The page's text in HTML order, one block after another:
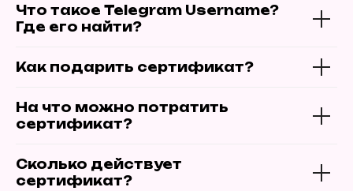
Что такое Telegram Username?
Где его найти?
Как подарить сертификат?
На что можно потратить
сертификат?
Сколько действует
сертификат?